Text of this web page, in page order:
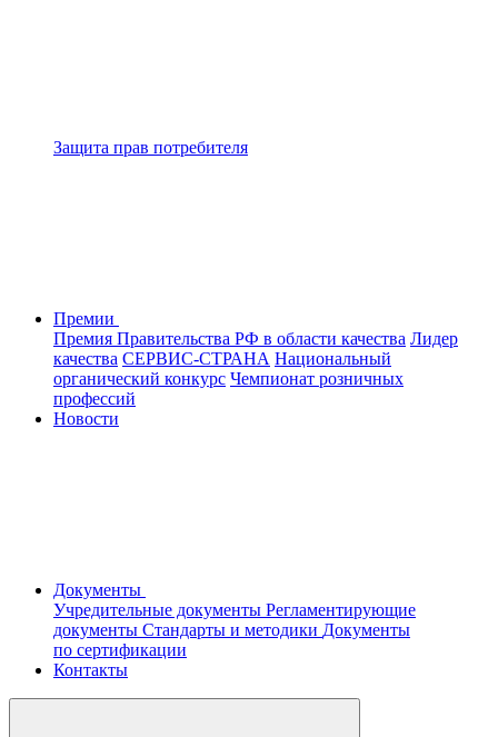
Защита прав потребителя
Премии
Премия Правительства РФ в области качества Лидер
качества СЕРВИС-СТРАНА Национальный
органический конкурс Чемпионат розничных
профессий
Новости
Документы
Учредительные документы Регламентирующие
документы Стандарты и методики Документы
по сертификации
Контакты